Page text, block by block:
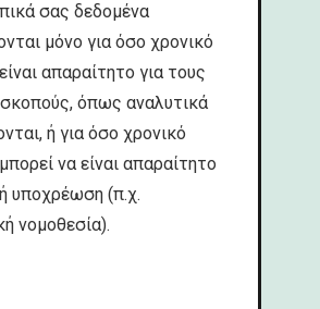
σας δεδομένα
μόνο για όσο χρονικό
απαραίτητο για τους
όπως αναλυτικά
ή για όσο χρονικό
να είναι απαραίτητο
υποχρέωση (π.χ.
νομοθεσία).